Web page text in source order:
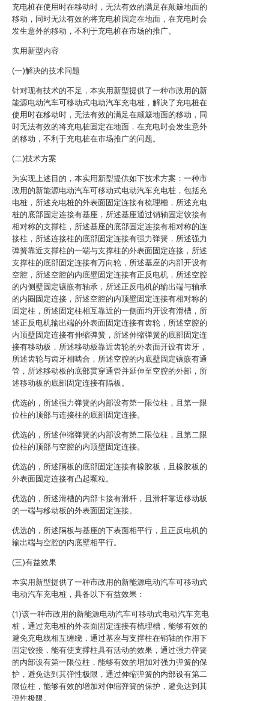
充电桩在使用时在移动时，无法有效的满足在颠簸地面的
移动，同时无法有效的将充电桩固定在地面，在充电时会
发生意外的移动，不利于充电桩在市场的推广。
实用新型内容
(一)解决的技术问题
针对现有技术的不足，本实用新型提供了一种市政用的新
能源电动汽车可移动式电动汽车充电桩，解决了充电桩在
使用时在移动时，无法有效的满足在颠簸地面的移动，同
时无法有效的将充电桩固定在地面，在充电时会发生意外
的移动，不利于充电桩在市场推广的问题。
(二)技术方案
为实现上述目的，本实用新型提供如下技术方案：一种市
政用的新能源电动汽车可移动式电动汽车充电桩，包括充
电桩，所述充电桩的外表面固定连接有梳理槽，所述充电
桩的底部固定连接有基座，所述基座通过销轴固定铰接有
相对称的支撑柱，所述基座的底部固定连接有相对称的连
接柱，所述连接柱的底部固定连接有强力弹簧，所述强力
弹簧靠近支撑柱的一端与支撑柱的外表面固定连接，所述
支撑柱的底部固定连接有万向轮，所述基座的内部开设有
空腔，所述空腔的内底壁固定连接有正反电机，所述空腔
的内侧壁固定镶嵌有轴承，所述正反电机的输出端与轴承
的内圈固定连接，所述空腔的内顶壁固定连接有相对称的
固定柱，所述固定柱相互靠近的一侧面均开设有滑槽，所
述正反电机输出端的外表面固定连接有齿轮，所述空腔的
内顶壁固定连接有伸缩弹簧，所述伸缩弹簧的底部固定连
接有移动板，所述移动板靠近齿轮的外表面开设有齿牙，
所述齿轮与齿牙相啮合，所述空腔的内底壁固定镶嵌有通
管，所述移动板的底部贯穿通管并延伸至空腔的外部，所
述移动板的底部固定连接有隔板。
优选的，所述强力弹簧的内部设有第一限位柱，且第一限
位柱的顶部与连接柱的底部固定连接。
优选的，所述伸缩弹簧的内部设有第二限位柱，且第二限
位柱的顶部与空腔的内顶壁固定连接。
优选的，所述隔板的底部固定连接有橡胶板，且橡胶板的
外表面固定连接有凸起颗粒。
优选的，所述滑槽的内部卡接有滑杆，且滑杆靠近移动板
的一端与移动板的外表面固定连接。
优选的，所述隔板与基座的下表面相平行，且正反电机的
输出端与空腔的内底壁相平行。
(三)有益效果
本实用新型提供了一种市政用的新能源电动汽车可移动式
电动汽车充电桩，具备以下有益效果：
(1)该一种市政用的新能源电动汽车可移动式电动汽车充电
桩，通过充电桩的外表面固定连接有梳理槽，能够有效的
避免充电线相互缠绕，通过基座与支撑柱在销轴的作用下
固定铰接，能有使支撑柱具有活动的效果，通过强力弹簧
的内部设有第一限位柱，能够有效的增加对强力弹簧的保
护，避免达到其弹性极限，通过伸缩弹簧的内部设有第二
限位柱，能够有效的增加对伸缩弹簧的保护，避免达到其
弹性极限。